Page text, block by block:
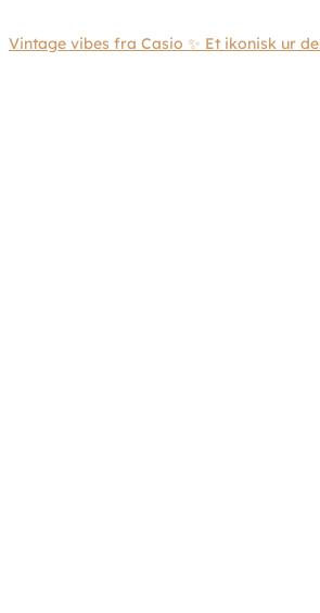
Vintage vibes fra Casio ✨ Et ikonisk ur